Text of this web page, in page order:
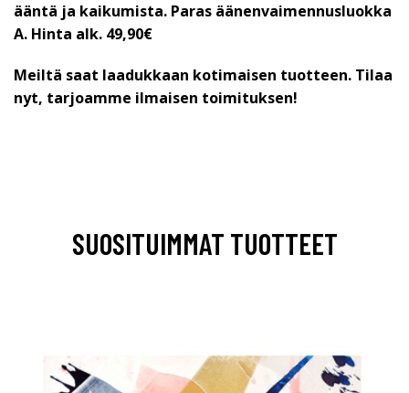
ääntä ja kaikumista. Paras äänenvaimennusluokka
A. Hinta alk. 49,90€
Meiltä saat laadukkaan kotimaisen tuotteen. Tilaa
nyt, tarjoamme ilmaisen toimituksen!
SUOSITUIMMAT TUOTTEET